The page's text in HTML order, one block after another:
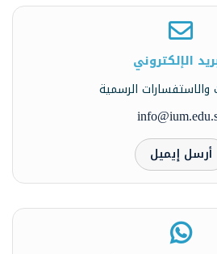
الإلكتروني
والاستفسارات الرسمية
أرسل إيميل